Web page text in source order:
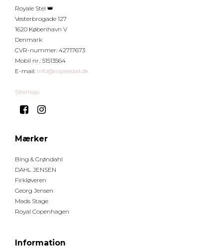
Royale Stel 👑
Vesterbrogade 127
1620 København V
Denmark
CVR-nummer: 42717673
Mobil nr. : 51513564
E-mail: info@royalestel.dk
Sitemap
Mærker
Bing & Grøndahl
DAHL JENSEN
Firkløveren
Georg Jensen
Mads Stage
Royal Copenhagen
Information